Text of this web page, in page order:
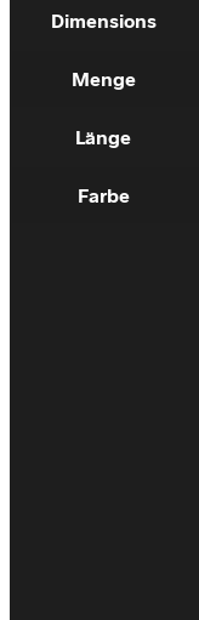
Dimensions
Menge
Länge
Farbe